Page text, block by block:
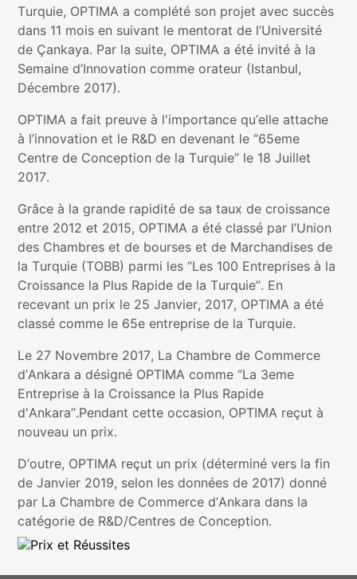
Turquie, OPTIMA a complété son projet avec succès
dans 11 mois en suivant le mentorat de l’Université
de Çankaya. Par la suite, OPTIMA a été invité à la
Semaine d’Innovation comme orateur (Istanbul,
Décembre 2017).
OPTIMA a fait preuve à l'importance qu’elle attache
à l’innovation et le R&D en devenant le ‘’65eme
Centre de Conception de la Turquie’’ le 18 Juillet
2017.
Grâce à la grande rapidité de sa taux de croissance
entre 2012 et 2015, OPTIMA a été classé par l’Union
des Chambres et de bourses et de Marchandises de
la Turquie (TOBB) parmi les ‘’Les 100 Entreprises à la
Croissance la Plus Rapide de la Turquie’’. En
recevant un prix le 25 Janvier, 2017, OPTIMA a été
classé comme le 65e entreprise de la Turquie.
Le 27 Novembre 2017, La Chambre de Commerce
d’Ankara a désigné OPTIMA comme ‘’La 3eme
Entreprise à la Croissance la Plus Rapide
d'Ankara’’.Pendant cette occasion, OPTIMA reçut à
nouveau un prix.
D’outre, OPTIMA reçut un prix (déterminé vers la fin
de Janvier 2019, selon les données de 2017) donné
par La Chambre de Commerce d’Ankara dans la
catégorie de R&D/Centres de Conception.